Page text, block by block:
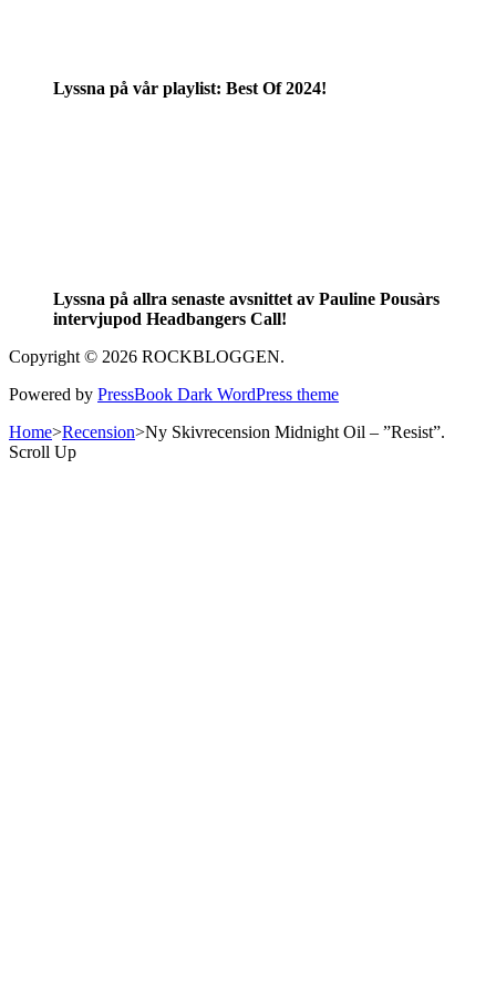
Lyssna på vår playlist: Best Of 2024!
Lyssna på allra senaste avsnittet av Pauline Pousàrs
intervjupod Headbangers Call!
Copyright © 2026 ROCKBLOGGEN.
Powered by PressBook Dark WordPress theme
Home>Recension>Ny Skivrecension Midnight Oil – ”Resist”.
Scroll Up